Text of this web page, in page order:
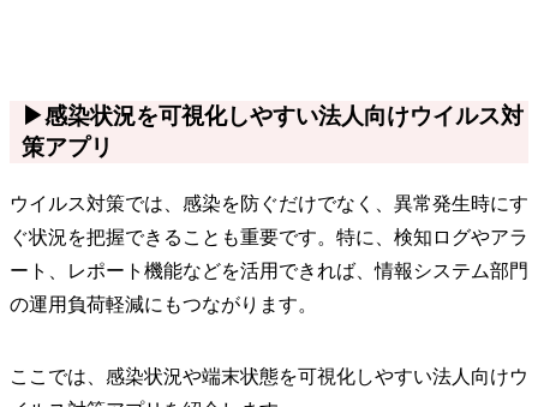
▶感染状況を可視化しやすい法人向けウイルス対
策アプリ
ウイルス対策では、感染を防ぐだけでなく、異常発生時にす
ぐ状況を把握できることも重要です。特に、検知ログやアラ
ート、レポート機能などを活用できれば、情報システム部門
の運用負荷軽減にもつながります。
ここでは、感染状況や端末状態を可視化しやすい法人向けウ